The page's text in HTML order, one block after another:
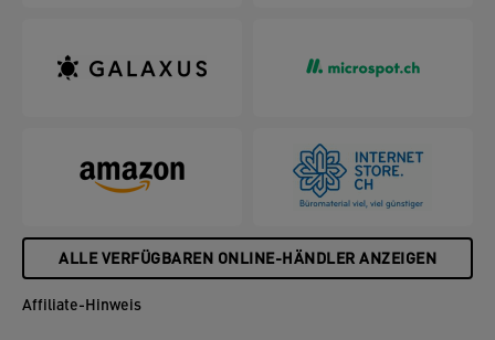
ALLE VERFÜGBAREN ONLINE-HÄNDLER ANZEIGEN
Affiliate-Hinweis